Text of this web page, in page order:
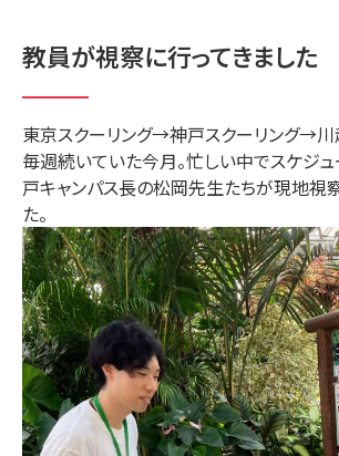
教員が視察に行ってきました
東京スクーリング→神戸スクーリング→川
毎週続いていた今月。忙しい中でスケジ
戸キャンパス長の松岡先生たちが現地視
た。